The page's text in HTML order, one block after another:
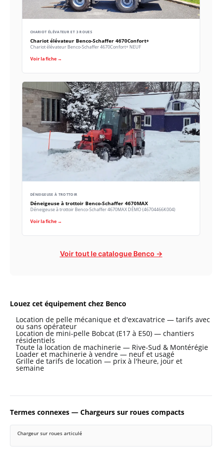
CHARIOT ÉLÉVATEUR ET 3 ROUES
Chariot élévateur Benco-Schaffer 4670Confort+
Chariot élévateur Benco-Schaffer 4670Confort+ NEUF
Voir la fiche →
DÉNEIGEUSE À TROTTOIR
Déneigeuse à trottoir Benco-Schaffer 4670MAX
Déneigeuse à trottoir Benco-Schaffer 4670MAX DÉMO (46704466K004)
Voir la fiche →
Voir tout le catalogue Benco →
Louez cet équipement chez Benco
Location de pelle mécanique et d'excavatrice — tarifs avec
ou sans opérateur
Location de mini-pelle Bobcat (E17 à E50) — chantiers
résidentiels
Toute la location de machinerie — Rive-Sud & Montérégie
Loader et machinerie à vendre — neuf et usagé
Grille de tarifs de location — prix à l'heure, jour et
semaine
Termes connexes — Chargeurs sur roues compacts
Chargeur sur roues articulé